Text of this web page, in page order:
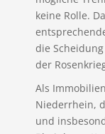
keine Rolle.
die
der
Als
Niederrhein,
und